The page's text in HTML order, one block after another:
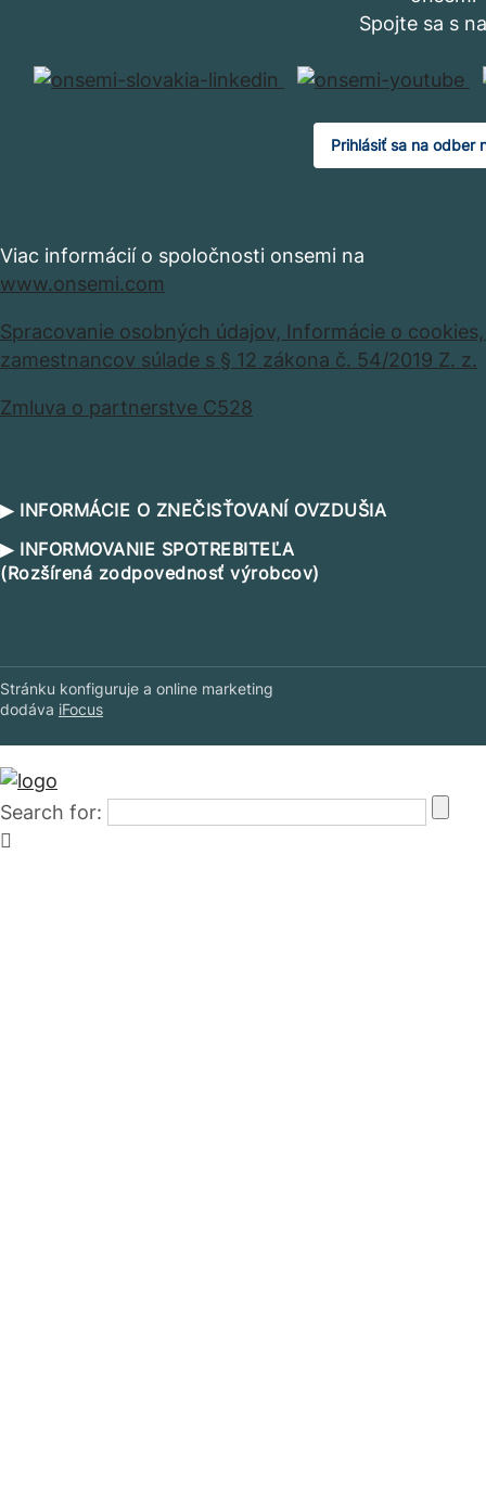
Spojte sa s
Prihlásiť sa na odber
Viac informácií o spoločnosti onsemi na
www.onsemi.com
Spracovanie osobných údajov, Informácie o
zamestnancov súlade s § 12 zákona č. 54/2019 Z. z.
Zmluva o partnerstve C528
▶ INFORMÁCIE O ZNEČISŤOVANÍ OVZDUŠIA
▶ INFORMOVANIE SPOTREBITEĽA
(Rozšírená zodpovednosť výrobcov)
Stránku konfiguruje a online marketing
dodáva iFocus
Search for: